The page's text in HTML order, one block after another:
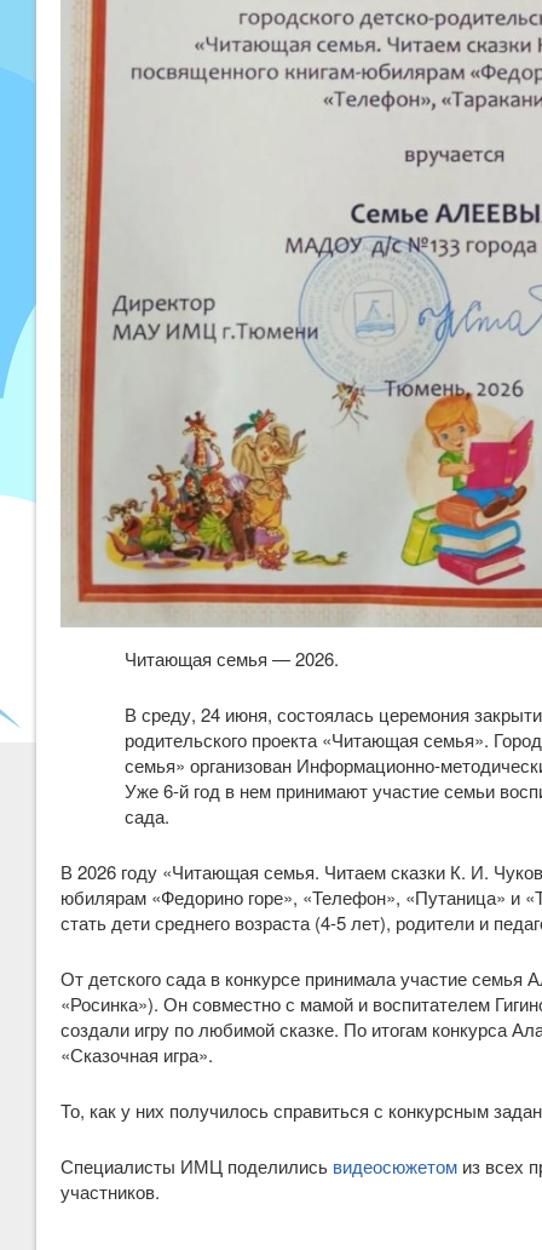
Читающая семья — 2026.
В среду, 24 июня, состоялась церемония
родительского проекта «Читающая семья».
семья» организован Информационно-
Уже 6-й год в нем принимают участие семьи
сада.
В 2026 году «Читающая семья. Читаем сказки К. И.
юбилярам «Федорино горе», «Телефон», «Путаница» и
стать дети среднего возраста (4-5 лет), родители и
От детского сада в конкурсе принимала участие семья
«Росинка»). Он совместно с мамой и воспитателем
создали игру по любимой сказке. По итогам конкурса
«Сказочная игра».
То, как у них получилось справиться с конкурсным
Специалисты ИМЦ поделились видеосюжетом из всех
участников.